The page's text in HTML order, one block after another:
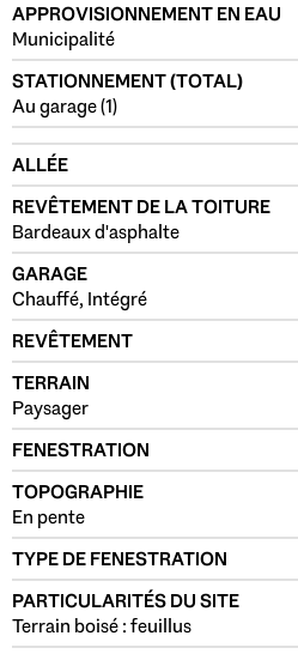
APPROVISIONNEMENT EN EAU
Municipalité
STATIONNEMENT (TOTAL)
Au garage (1)
ALLÉE
REVÊTEMENT DE LA TOITURE
Bardeaux d'asphalte
GARAGE
Chauffé, Intégré
REVÊTEMENT
TERRAIN
Paysager
FENESTRATION
TOPOGRAPHIE
En pente
TYPE DE FENESTRATION
PARTICULARITÉS DU SITE
Terrain boisé : feuillus